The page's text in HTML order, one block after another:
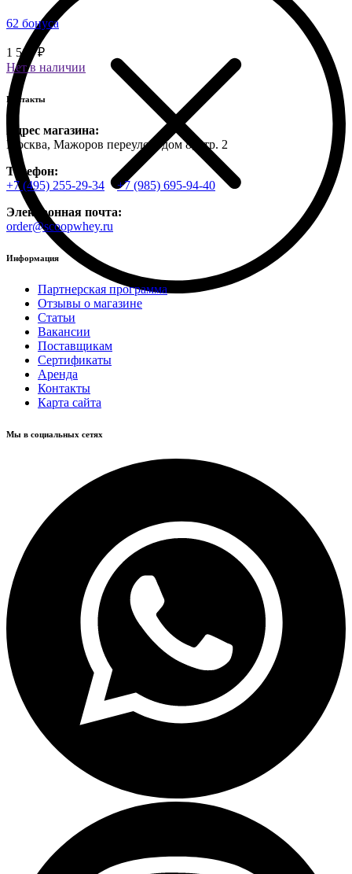
62 бонуса
1 560 ₽
Нет в наличии
Контакты
Адрес магазина:
Москва, Мажоров переулок, дом 8, стр. 2
Телефон:
+7 (495) 255-29-34
+7 (985) 695-94-40
Электронная почта:
order@scoopwhey.ru
Информация
Партнерская программа
Отзывы о магазине
Статьи
Вакансии
Поставщикам
Сертификаты
Аренда
Контакты
Карта сайта
Мы в социальных сетях